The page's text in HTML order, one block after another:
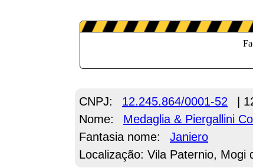
CNPJ: 12.245.864/0001-52
|
Nome:
Medaglia & Piergallini
Fantasia nome:
Janiero
Localização: Vila Paternio, Mogi